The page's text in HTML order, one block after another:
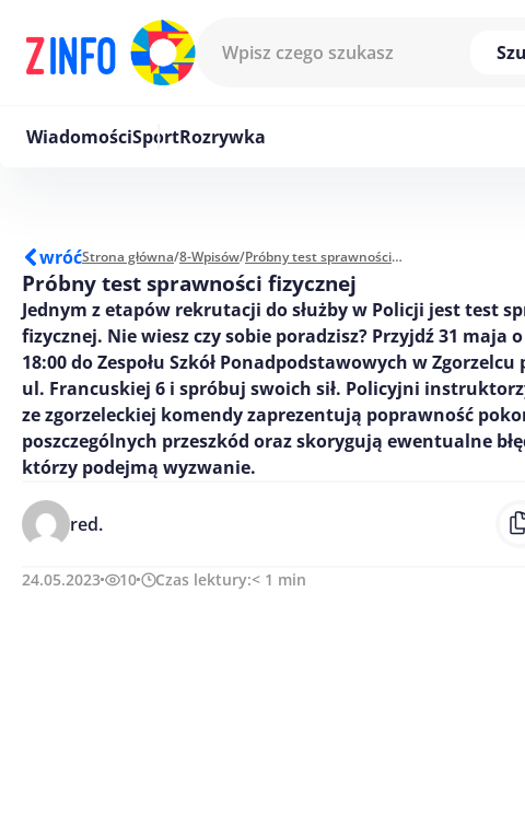
WiadomościSportRozrywka
wróćStrona główna/8-Wpisów/ Próbny test sprawności fizycznej
Próbny test sprawności fizycznej
Jednym z etapów rekrutacji do służby w Policji jest test
fizycznej. Nie wiesz czy sobie poradzisz? Przyjdź 31 maja
18:00 do Zespołu Szkół Ponadpodstawowych w Zgorzelcu
ul. Francuskiej 6 i spróbuj swoich sił. Policyjni
ze zgorzeleckiej komendy zaprezentują poprawność
poszczególnych przeszkód oraz skorygują ewentualne
którzy podejmą wyzwanie.
red.
24.05.2023 10 Czas lektury:< 1 min